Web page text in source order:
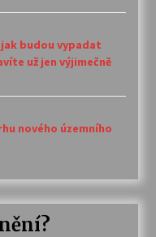
budou vypadat
už jen výjimečně
nového územního